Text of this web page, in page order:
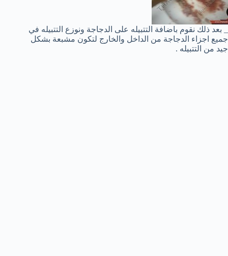
_ بعد ذلك نقوم باضافة التتبيله على الدجاجة ونوزع التتبيله في
جميع اجزاء الدجاجة من الداخل والخارج لتكون مشبعة بشكل
جيد من التتبيله .